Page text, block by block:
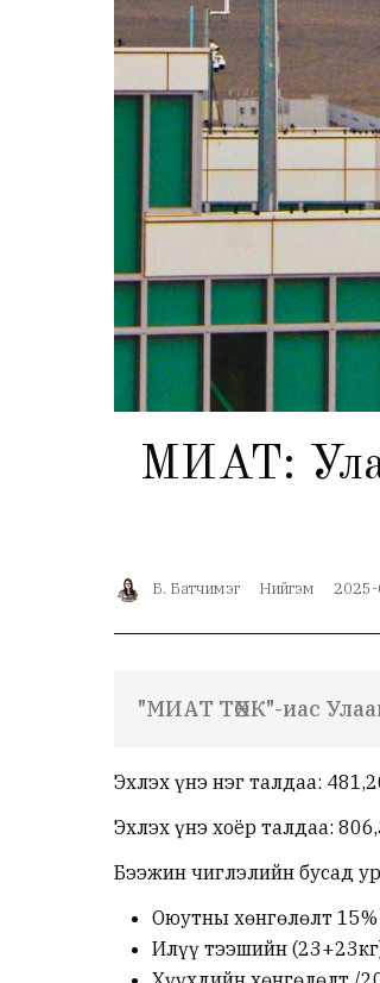
МИАТ:
Б. Батчимэг Нийгэм
"МИАТ ТӨХК"-иас
Эхлэх үнэ нэг талдаа:
Эхлэх үнэ хоёр талдаа:
Бээжин чиглэлийн бусад
Оюутны хөнгөлөлт 15%
Илүү тээшийн